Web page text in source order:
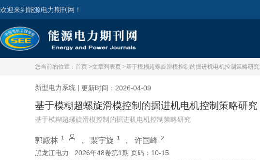
欢迎来到能源电力期刊网！
您当前的位置： 首页 >文章列表页 >基于模糊超螺旋滑模控制的掘进机电机控制策略研究
新型电力系统 | 更新时间：2026-04-09
基于模糊超螺旋滑模控制的掘进机电机控制策略研究
基于模糊超螺旋滑模控制的掘进机电机控制策略研究
郭殿林 1 ， 裴宇旋 1 ， 许国峰 2
黑龙江电力
2026年48卷第1期 页码：10-15